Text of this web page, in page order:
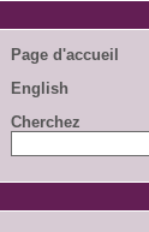
Page d'accueil
English
Cherchez